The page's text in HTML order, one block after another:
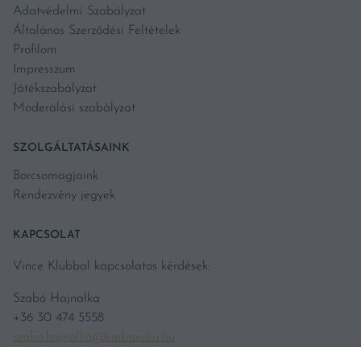
Adatvédelmi Szabályzat
Általános Szerződési Feltételek
Profilom
Impresszum
Játékszabályzat
Moderálási szabályzat
SZOLGÁLTATÁSAINK
Borcsomagjaink
Rendezvény jegyek
KAPCSOLAT
Vince Klubbal kapcsolatos kérdések:
Szabó Hajnalka
+36 30 474 5558
szabo.hajnalka@kodmedia.hu